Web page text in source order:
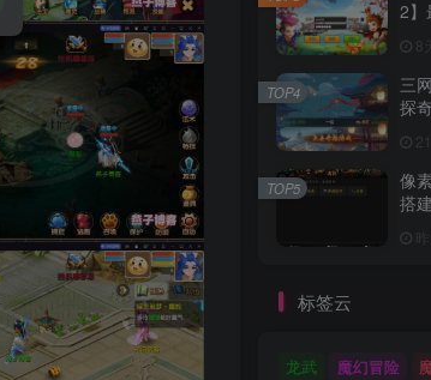
2】
8
三
探
搭
+管
+简
TOP4
像
搭
昨
TOP5
标签云
龙武 魔幻冒险